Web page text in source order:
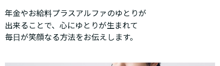
年金やお給料プラスアルファのゆとりが
出来ることで、心にゆとりが生まれて
毎日が笑顔なる方法をお伝えします。